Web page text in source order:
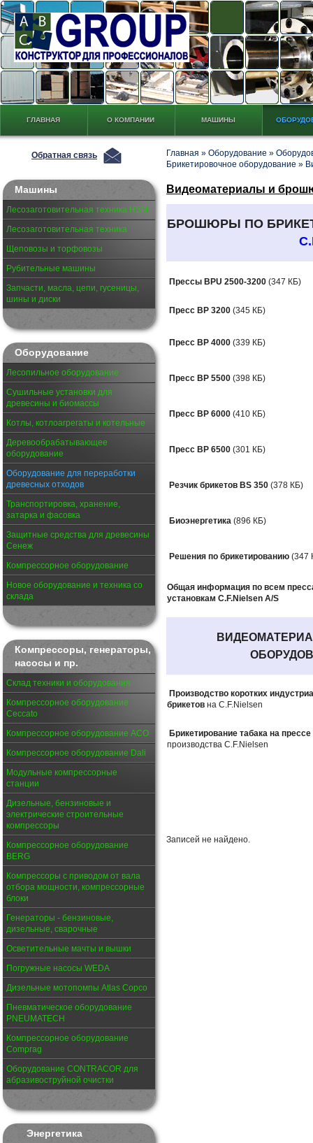
ГЛАВНАЯ О КОМПАНИИ МАШИНЫ
Обратная связь
Машины
Лесозаготовительная техника HSM
Лесозаготовительная техника
Щеповозы и торфовозы
Рубительные машины
Запчасти, масла, цепи, гусеницы,
шины и диски
Оборудование
Лесопильное оборудование
Сушильные установки для
древесины и биомассы
Котлы, котлоагрегаты и котельные
Деревообрабатывающее
оборудование
Оборудование для переработки
древесных отходов
Транспортировка, хранение,
затарка и фасовка
Защитные средства для древесины
Сенеж
Компрессорное оборудование
Новое оборудование и техника со
склада
Компрессоры, генераторы,
насосы и пр.
Склад техники и оборудования
Компрессорное оборудование
Ceccato
Компрессорное оборудование АСО
Компрессорное оборудование Dali
Модульные компрессорные
станции
Дизельные, бензиновые и
электрические строительные
компрессоры
Компрессорное оборудование
BERG
Компрессоры с приводом от вала
отбора мощности, компрессорные
блоки
Генераторы - бензиновые,
дизельные, сварочные
Осветительные мачты и вышки
Погружные насосы WEDA
Дизельные мотопомпы Atlas Copco
Пневматическое оборудование
PNEUMATECH
Компрессорное оборудование
Comprag
Оборудование CONTRACOR для
абразивоструйной очистки
Энергетика
Главная » Оборудование »
Брикетировочное оборудование »
Видеоматериалы и
БРОШЮРЫ ПО
Прессы BPU 2500-3200 (347 КБ)
Пресс BP 3200 (345 КБ)
Пресс BP 4000 (339 КБ)
Пресс BP 5500 (398 КБ)
Пресс BP 6000 (410 КБ)
Пресс BP 6500 (301 КБ)
Резчик брикетов BS 350 (378 КБ)
Биоэнергетика (896 КБ)
Решения по брикетированию (347
Общая информация по всем
установкам C.F.Nielsen A/S
Производство коротких
брикетов на C.F.Nielsen
Брикетирование табака на
производства C.F.Nielsen
Записей не найдено.